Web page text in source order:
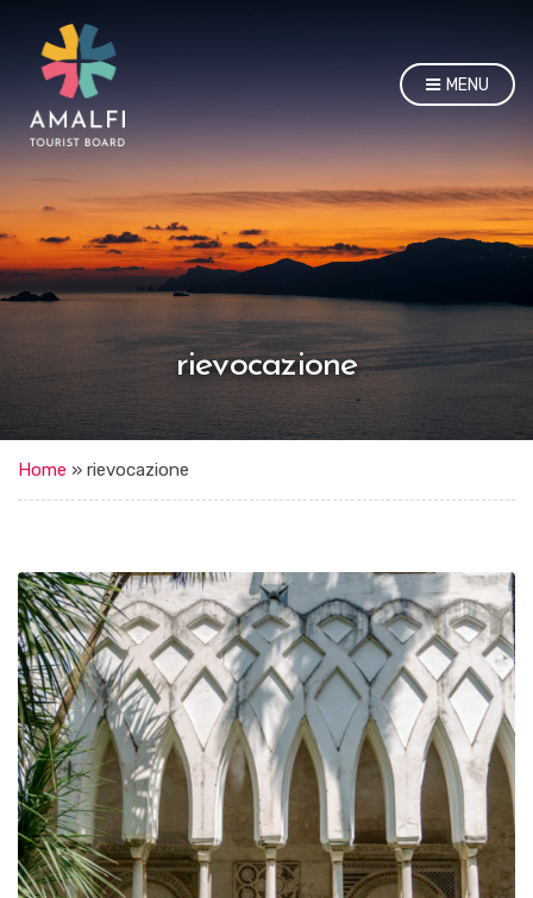
MENU
rievocazione
Home » rievocazione